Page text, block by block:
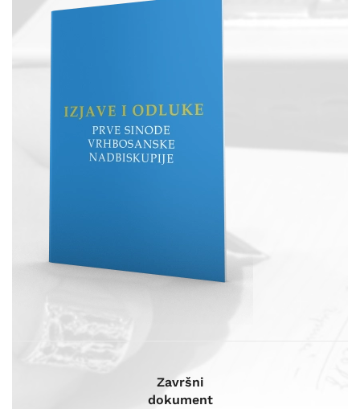
Završni
dokument